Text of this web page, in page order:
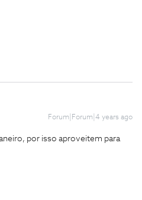
Forum|Forum|4 years ago
por isso aproveitem para